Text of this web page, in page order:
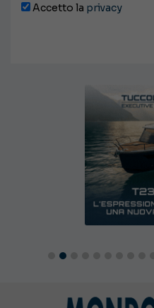
Accetto la privacy